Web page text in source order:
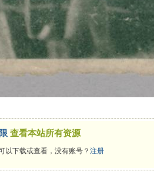
查看本站所有资源
以下载或查看，没有账号？ 注册